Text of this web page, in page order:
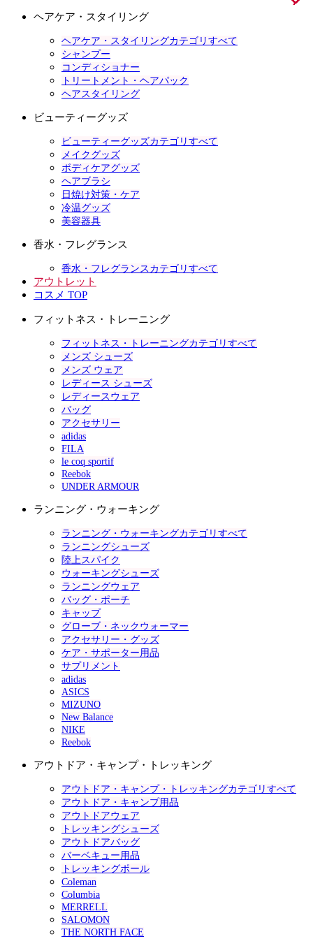
ヘアケア・スタイリング
ヘアケア・スタイリングカテゴリすべて
シャンプー
コンディショナー
トリートメント・ヘアパック
ヘアスタイリング
ビューティーグッズ
ビューティーグッズカテゴリすべて
メイクグッズ
ボディケアグッズ
ヘアブラシ
日焼け対策・ケア
冷温グッズ
美容器具
香水・フレグランス
香水・フレグランスカテゴリすべて
アウトレット
コスメ TOP
フィットネス・トレーニング
フィットネス・トレーニングカテゴリすべて
メンズ シューズ
メンズ ウェア
レディース シューズ
レディースウェア
バッグ
アクセサリー
adidas
FILA
le coq sportif
Reebok
UNDER ARMOUR
ランニング・ウォーキング
ランニング・ウォーキングカテゴリすべて
ランニングシューズ
陸上スパイク
ウォーキングシューズ
ランニングウェア
バッグ・ポーチ
キャップ
グローブ・ネックウォーマー
アクセサリー・グッズ
ケア・サポーター用品
サプリメント
adidas
ASICS
MIZUNO
New Balance
NIKE
Reebok
アウトドア・キャンプ・トレッキング
アウトドア・キャンプ・トレッキングカテゴリすべて
アウトドア・キャンプ用品
アウトドアウェア
トレッキングシューズ
アウトドアバッグ
バーベキュー用品
トレッキングポール
Coleman
Columbia
MERRELL
SALOMON
THE NORTH FACE